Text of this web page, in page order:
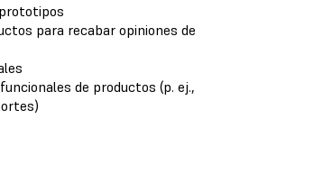
para recabar opiniones de
de productos (p. ej.,